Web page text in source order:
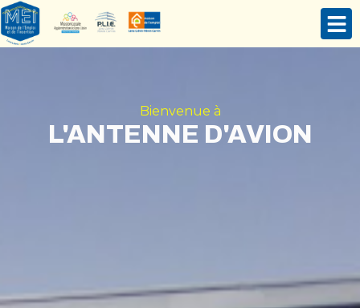
Bienvenue à
L'ANTENNE D'AVION